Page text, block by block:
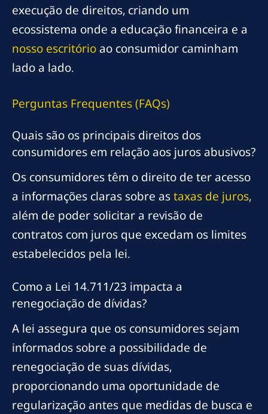
execução de direitos, criando um
ecossistema onde a educação financeira e a
nosso escritórioao consumidor caminham
lado a lado.
Perguntas Frequentes (FAQs)
Quais são os principais direitos dos
consumidores em relação aos juros abusivos?
Os consumidores têm o direito de ter acesso
a informações claras sobre astaxas de juros,
além de poder solicitar a revisão de
contratos com juros que excedam os limites
estabelecidos pela lei.
Como a Lei 14.711/23 impacta a
renegociação de dívidas?
A lei assegura que os consumidores sejam
informados sobre a possibilidade de
renegociação de suas dívidas,
proporcionando uma oportunidade de
regularização antes que medidas de busca e